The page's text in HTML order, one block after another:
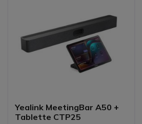
Yealink MeetingBar A50 +
Tablette CTP25